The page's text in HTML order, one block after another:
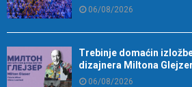
06/08/2026
Trebinje domaćin
dizajnera Miltona
06/08/2026